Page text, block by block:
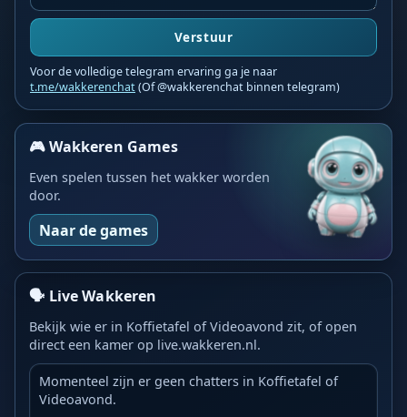
Verstuur
Voor de volledige telegram ervaring ga je naar
t.me/wakkerenchat(Of @wakkerenchat binnen telegram)
🎮 Wakkeren Games
Even spelen tussen het wakker worden
door.
Naar de games
🗣️ Live Wakkeren
Bekijk wie er in Koffietafel of Videoavond zit, of open
direct een kamer op live.wakkeren.nl.
Momenteel zijn er geen chatters in Koffietafel of
Videoavond.